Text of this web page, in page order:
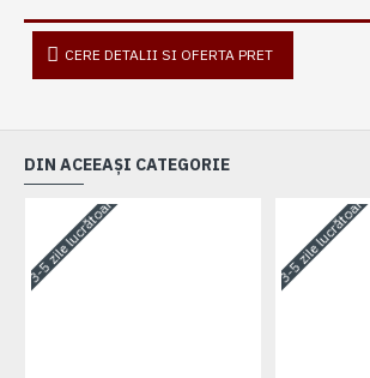
CERE DETALII SI OFERTA PRET
DIN ACEEAȘI CATEGORIE
3-5 zile lucrătoare 3-5 zile lucrătoare